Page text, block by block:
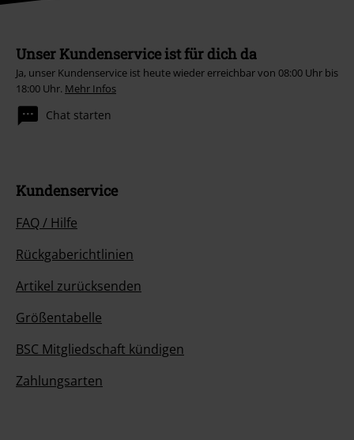
Unser Kundenservice ist für dich da
Ja, unser Kundenservice ist heute wieder erreichbar von 08:00 Uhr bis
18:00 Uhr. Mehr Infos
Chat starten
Kundenservice
FAQ / Hilfe
Rückgaberichtlinien
Artikel zurücksenden
Größentabelle
BSC Mitgliedschaft kündigen
Zahlungsarten